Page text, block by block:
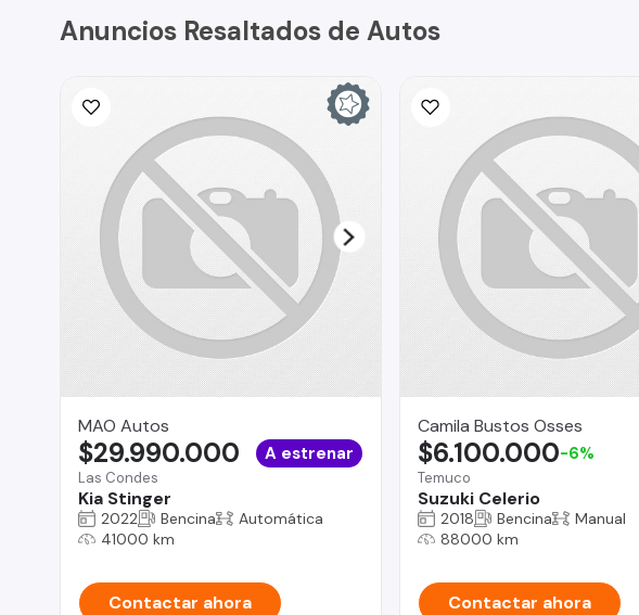
Anuncios Resaltados de Autos
MAO Autos
Las Condes
Kia Stinger
$29.990.000 A estrenar
2022 Bencina
Automática
41000 km
Contactar ahora
Camila Bustos Osses
Temuco
Suzuki Celerio
$6.100.000-6%
2018 Bencina
Manual
88000 km
Contactar ahora